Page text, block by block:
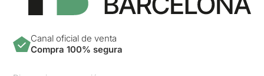
Canal oficial de venta
Compra 100% segura